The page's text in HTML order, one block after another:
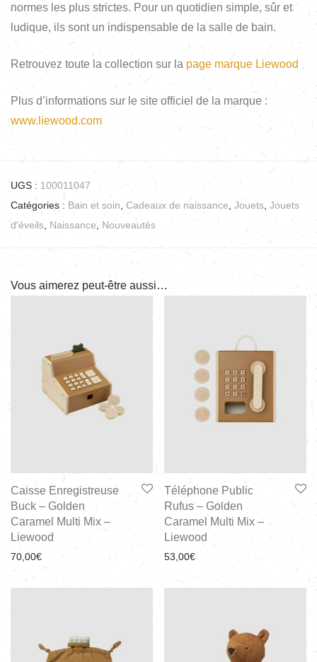
normes les plus strictes. Pour un quotidien simple, sûr et
ludique, ils sont un indispensable de la salle de bain.
Retrouvez toute la collection sur la page marque Liewood
Plus d’informations sur le site officiel de la marque :
www.liewood.com
UGS : 100011047
Catégories : Bain et soin Cadeaux de naissance Jouets Jouets
d'éveils Naissance Nouveautés
Vous aimerez peut-être aussi…
Caisse Enregistreuse
Buck – Golden
Caramel Multi Mix –
Liewood
70,00€
Téléphone Public
Rufus – Golden
Caramel Multi Mix –
Liewood
53,00€